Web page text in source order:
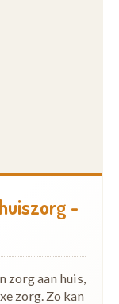
-
zorg aan huis,
zorg. Zo kan